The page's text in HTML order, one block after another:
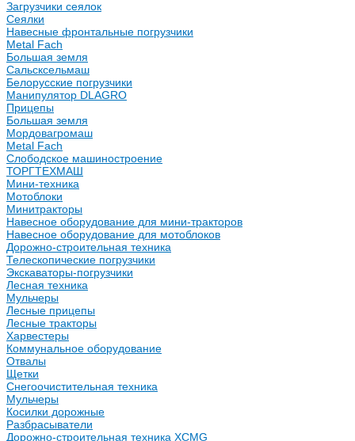
Загрузчики сеялок
Сеялки
Навесные фронтальные погрузчики
Metal Fach
Большая земля
Сальсксельмаш
Белорусские погрузчики
Манипулятор DLAGRO
Прицепы
Большая земля
Мордовагромаш
Metal Fach
Слободское машиностроение
ТОРГТЕХМАШ
Мини-техника
Мотоблоки
Минитракторы
Навесное оборудование для мини-тракторов
Навесное оборудование для мотоблоков
Дорожно-строительная техника
Телескопические погрузчики
Экскаваторы-погрузчики
Лесная техника
Мульчеры
Лесные прицепы
Лесные тракторы
Харвестеры
Коммунальное оборудование
Отвалы
Щетки
Снегоочистительная техника
Мульчеры
Косилки дорожные
Разбрасыватели
Дорожно-строительная техника XCMG